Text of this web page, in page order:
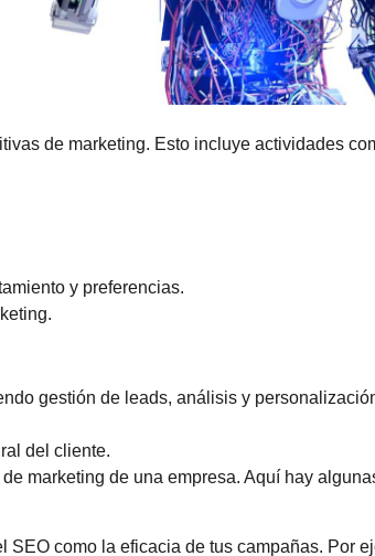
de marketing. Esto incluye actividades
y preferencias.
gestión de leads, análisis y
del cliente.
marketing de una empresa. Aquí hay
SEO como la eficacia de tus campañas. Por